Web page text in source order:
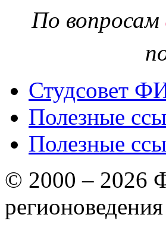
По вопросам
Студсовет
Полезные
Полезные
© 2000 – 2026